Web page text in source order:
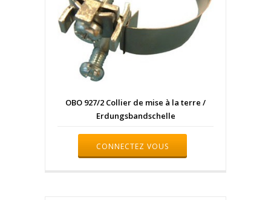
OBO 927/2 Collier de mise à la terre /
Erdungsbandschelle
CONNECTEZ VOUS